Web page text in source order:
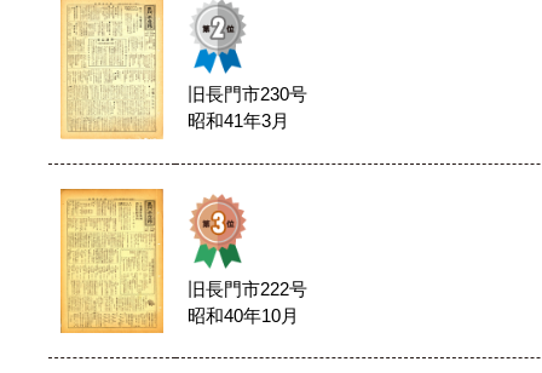
旧長門市230号
昭和41年3月
旧長門市222号
昭和40年10月